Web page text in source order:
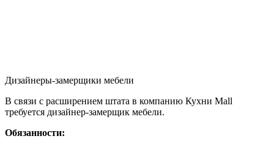
Дизайнеры-замерщики мебели
В связи с расширением штата в компанию Кухни Mall
требуется дизайнер-замерщик мебели.
Обязанности: